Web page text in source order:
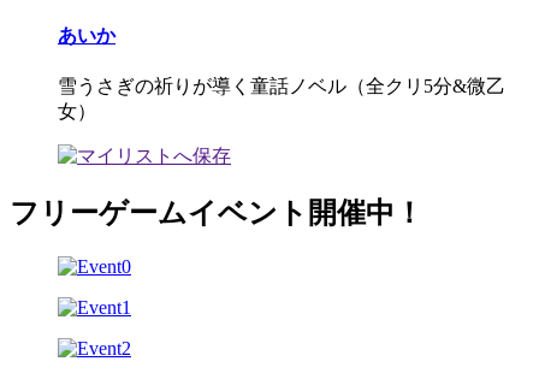
あいか
雪うさぎの祈りが導く童話ノベル（全クリ5分&微乙
女）
フリーゲームイベント開催中！